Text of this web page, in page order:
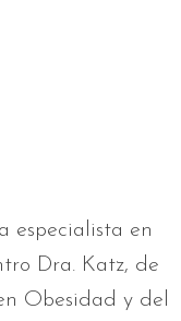
especialista en
Dra. Katz, de
Obesidad y del